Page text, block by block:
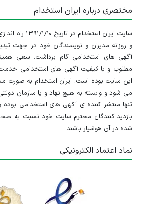
مختصری درباره ایران استخدام
سایت ایران
و روزانه مدیران و نویسندگان خود در جهت
آگهی های استخدامی گام برداشت. سعی
مطلوب و با کیفیت آگهی های استخدامی خدمت
این سایت بوده است. ایران استخدام به صورت
می شود و وابسته به هیچ نهاد و یا سازمان
تنها منتشر کننده ی آگهی های استخدامی بوده و
بازدید کنندگان محترم سایت خود نسبت به
شده در آن هوشیار باشند.
نماد اعتماد الکترونیکی